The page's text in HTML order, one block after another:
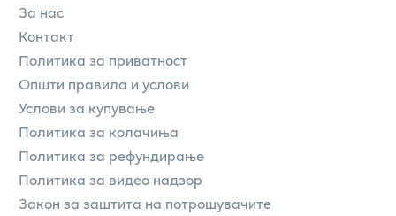
За нас
Контакт
Политика за приватност
Општи правила и услови
Услови за купување
Политика за колачиња
Политика за рефундирање
Политика за видео надзор
Закон за заштита на потрошувачите